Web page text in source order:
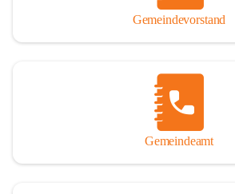
Gemeindevorstand
Gemeindeamt